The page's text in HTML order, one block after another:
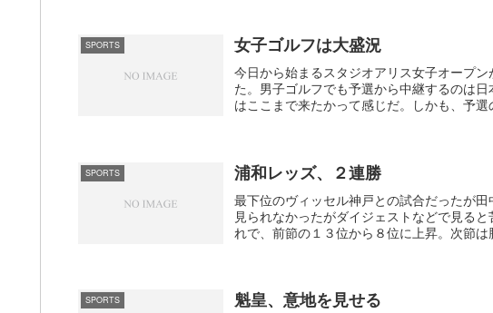
SPORTS 女子ゴルフは大盛況
今日から始まるスタジオアリス女子オープ
た。男子ゴルフでも予選から中継するのは
はここまで来たかって感じだ。しかも、予
SPORTS 浦和レッズ、２連勝
最下位のヴィッセル神戸との試合だったが
見られなかったがダイジェストなどで見る
れで、前節の１３位から８位に上昇。次節
SPORTS 魁皇、意地を見せる